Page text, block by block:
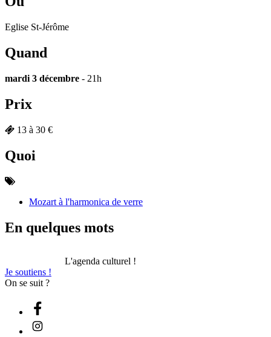
Eglise St-Jérôme
Quand
mardi 3 décembre - 21h
Prix
13 à 30 €
Quoi
Mozart à l'harmonica de verre
En quelques mots
L'agenda culturel !
Je soutiens !
On se suit ?